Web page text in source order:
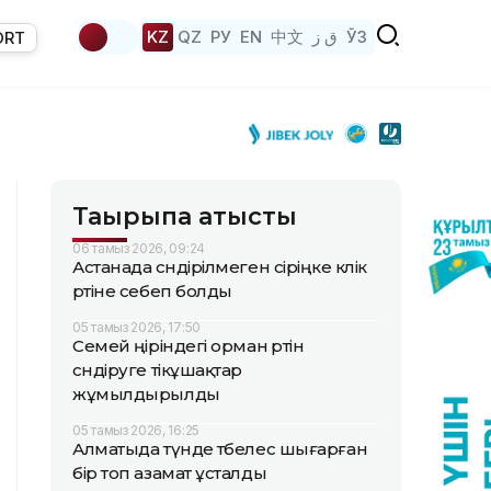
KZ QZ РУ EN 中文 ق ز ЎЗ
Тақырыпқа қатысты
06 тамыз 2026, 09:24
Астанада сөндірілмеген сіріңке көлік
өртіне себеп болды
05 тамыз 2026, 17:50
Семей өңіріндегі орман өртін
сөндіруге тікұшақтар
жұмылдырылды
05 тамыз 2026, 16:25
Алматыда түнде төбелес шығарған
бір топ азамат ұсталды